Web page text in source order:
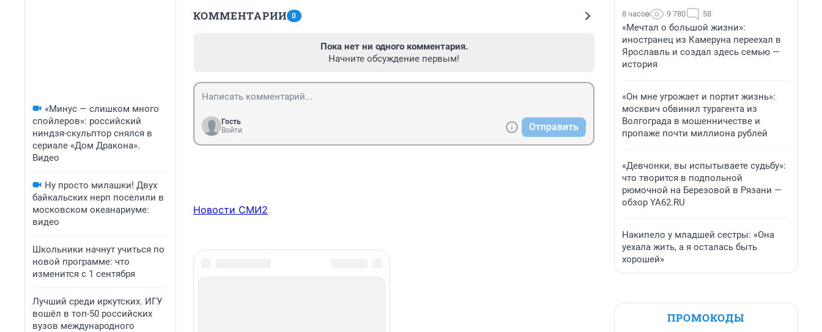
«Минус — слишком много
спойлеров»: российский
ниндзя-скульптор снялся в
сериале «Дом Дракона».
Видео
Ну просто милашки! Двух
байкальских нерп поселили в
московском океанариуме:
видео
Школьники начнут учиться по
новой программе: что
изменится с 1 сентября
Лучший среди иркутских. ИГУ
вошёл в топ-50 российских
вузов международного
КОММЕНТАРИИ 0
Пока нет ни одного комментария.
Начните обсуждение первым!
Гость
Войти
Отправить
Новости СМИ2
8 часов 9 780 58
«Мечтал о большой жизни»:
иностранец из Камеруна переехал в
Ярославль и создал здесь семью —
история
«Он мне угрожает и портит жизнь»:
москвич обвинил турагента из
Волгограда в мошенничестве и
пропаже почти миллиона рублей
«Девчонки, вы испытываете судьбу»:
что творится в подпольной
рюмочной на Березовой в Рязани —
обзор YA62.RU
Накипело у младшей сестры: «Она
уехала жить, а я осталась быть
хорошей»
ПРОМОКОДЫ